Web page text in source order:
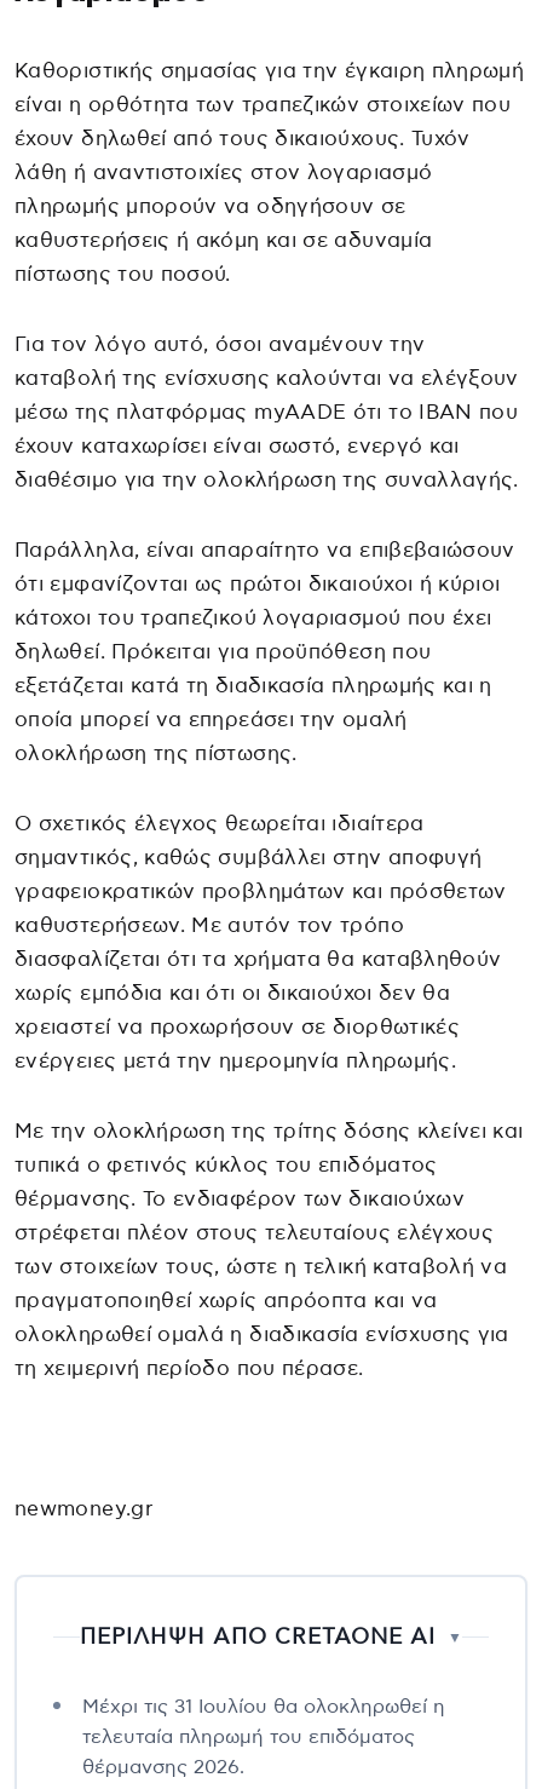
Καθοριστικής σημασίας για την έγκαιρη πληρωμή
είναι η ορθότητα των τραπεζικών στοιχείων που
έχουν δηλωθεί από τους δικαιούχους. Τυχόν
λάθη ή αναντιστοιχίες στον λογαριασμό
πληρωμής μπορούν να οδηγήσουν σε
καθυστερήσεις ή ακόμη και σε αδυναμία
πίστωσης του ποσού.
Για τον λόγο αυτό, όσοι αναμένουν την
καταβολή της ενίσχυσης καλούνται να ελέγξουν
μέσω της πλατφόρμας myAADE ότι το IBAN που
έχουν καταχωρίσει είναι σωστό, ενεργό και
διαθέσιμο για την ολοκλήρωση της συναλλαγής.
Παράλληλα, είναι απαραίτητο να επιβεβαιώσουν
ότι εμφανίζονται ως πρώτοι δικαιούχοι ή κύριοι
κάτοχοι του τραπεζικού λογαριασμού που έχει
δηλωθεί. Πρόκειται για προϋπόθεση που
εξετάζεται κατά τη διαδικασία πληρωμής και η
οποία μπορεί να επηρεάσει την ομαλή
ολοκλήρωση της πίστωσης.
Ο σχετικός έλεγχος θεωρείται ιδιαίτερα
σημαντικός, καθώς συμβάλλει στην αποφυγή
γραφειοκρατικών προβλημάτων και πρόσθετων
καθυστερήσεων. Με αυτόν τον τρόπο
διασφαλίζεται ότι τα χρήματα θα καταβληθούν
χωρίς εμπόδια και ότι οι δικαιούχοι δεν θα
χρειαστεί να προχωρήσουν σε διορθωτικές
ενέργειες μετά την ημερομηνία πληρωμής.
Με την ολοκλήρωση της τρίτης δόσης κλείνει και
τυπικά ο φετινός κύκλος του επιδόματος
θέρμανσης. Το ενδιαφέρον των δικαιούχων
στρέφεται πλέον στους τελευταίους ελέγχους
των στοιχείων τους, ώστε η τελική καταβολή να
πραγματοποιηθεί χωρίς απρόοπτα και να
ολοκληρωθεί ομαλά η διαδικασία ενίσχυσης για
τη χειμερινή περίοδο που πέρασε.
newmoney.gr
ΠΕΡΙΛΗΨΗ ΑΠΟ CRETAONE AI ▼
Μέχρι τις 31 Ιουλίου θα ολοκληρωθεί η
τελευταία πληρωμή του επιδόματος
θέρμανσης 2026.